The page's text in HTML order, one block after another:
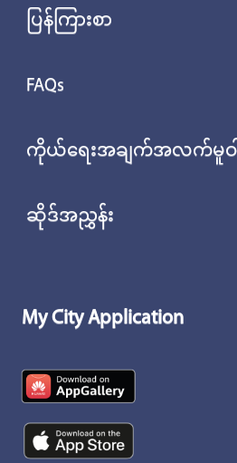
ပြန်ကြားစာ
FAQs
ကိုယ်ရေးအချက်အလက်မူဝ
ဆိုဒ်အညွှန်း
My City Application